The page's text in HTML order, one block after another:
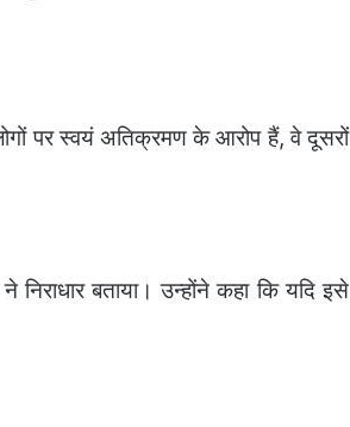
पर स्वयं अतिक्रमण के आरोप हैं, वे दूसरों
बताया। उन्होंने कहा कि यदि इसे